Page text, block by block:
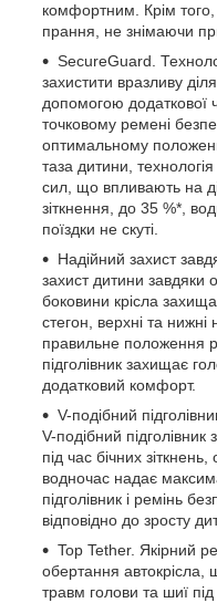
комфортним. Крім
прання, не знімаючи
SecureGuard.
захистити вразливу
допомогою додаткової
точковому ремені
оптимальному
таза дитини,
сил, що впливають на
зіткнення, до 35 %*,
поїздки не скуті.
Надійний захист
захист дитини завдяки
боковини крісла
стегон, верхні та
правильне положення
підголівник захищає
додатковий комфорт.
V-подібний
V-подібний
під час бічних
водночас надає
підголівник і ремінь
відповідно до зросту
Top Tether. Якірний
обертання
травм голови та шиї